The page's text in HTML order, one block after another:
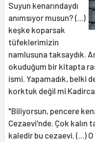
Suyun kenarındaydı
anımsıyor musun? (...)
keşke koparsak
tüfeklerimizin
namlusuna taksaydık.
okuduğum bir kitapta
ismi. Yapamadık, belki
korktuk değil mi
"Biliyorsun, pencere
Cezaevi'nde. Çok kalın
kaledir bu cezaevi. (...)